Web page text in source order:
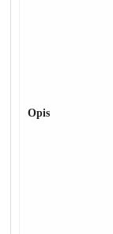
Opis